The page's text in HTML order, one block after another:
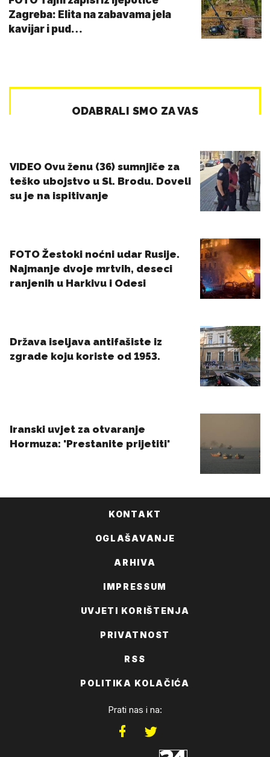
Zagreba: Elita na zabavama jela
kavijar i pud…
KONTAKT
OGLAŠAVANJE
ARHIVA
IMPRESSUM
UVJETI KORIŠTENJA
PRIVATNOST
RSS
POLITIKA KOLAČIĆA
Prati nas i na: